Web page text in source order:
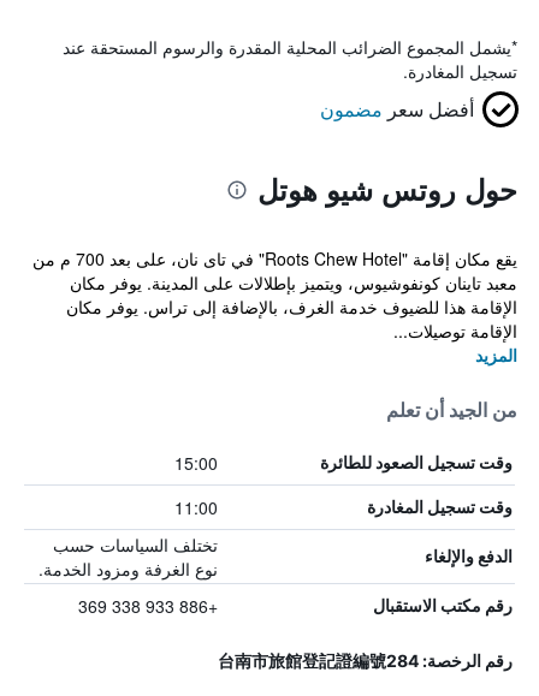
*يشمل المجموع الضرائب المحلية المقدرة والرسوم المستحقة عند
تسجيل المغادرة.
أفضل سعر مضمون
حول روتس شيو هوتل
يقع مكان إقامة "Roots Chew Hotel" في تاى نان، على بعد 700 م من
معبد تاينان كونفوشيوس، ويتميز بإطلالات على المدينة. يوفر مكان
الإقامة هذا للضيوف خدمة الغرف، بالإضافة إلى تراس. يوفر مكان
الإقامة توصيلات...
المزيد
من الجيد أن تعلم
وقت تسجيل الصعود للطائرة 15:00
وقت تسجيل المغادرة 11:00
الدفع والإلغاء
تختلف السياسات حسب
نوع الغرفة ومزود الخدمة.
رقم مكتب الاستقبال +886 933 338 369
رقم الرخصة: 台南市旅館登記證編號284